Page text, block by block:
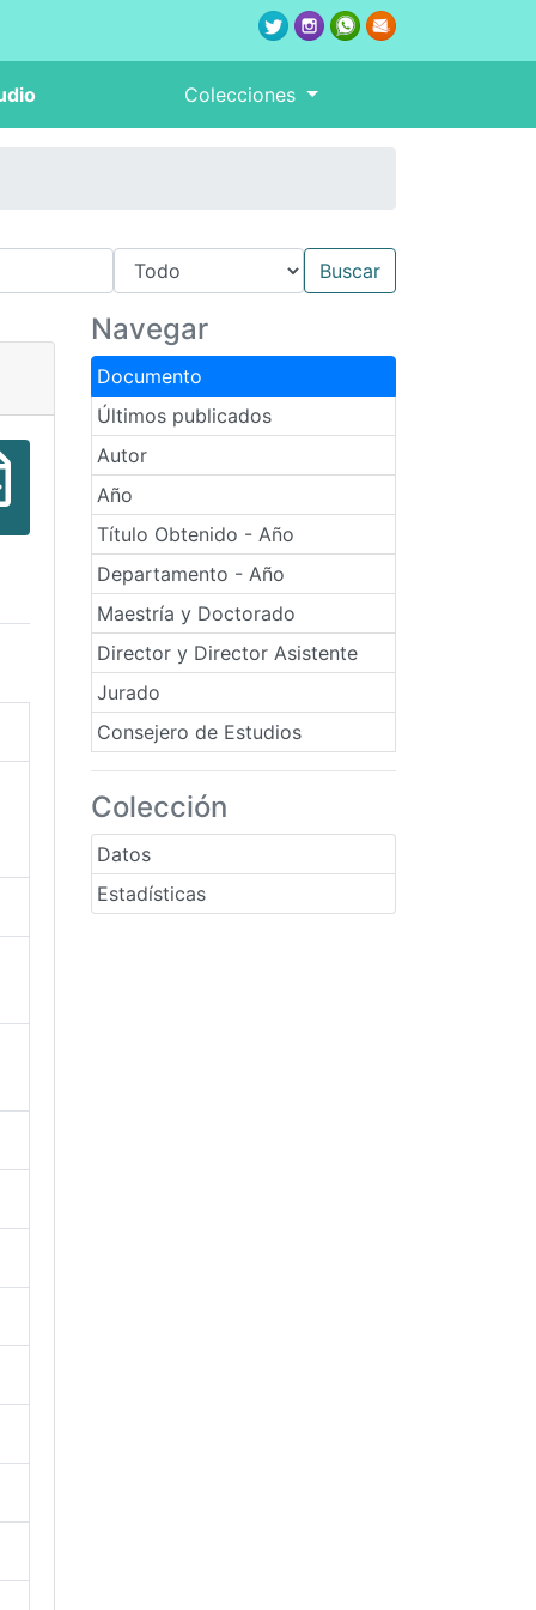
Colecciones
Navegar
Documento
Últimos publicados
Autor
Año
Título Obtenido - Año
Departamento - Año
Maestría y Doctorado
Director y Director Asistente
Jurado
Consejero de Estudios
Colección
Datos
Estadísticas